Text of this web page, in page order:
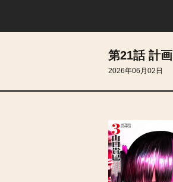
第21話 計画
2026年06月02日